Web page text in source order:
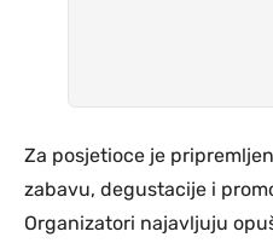
Za posjetioce je
zabavu, degustacije i
Organizatori najavljuju